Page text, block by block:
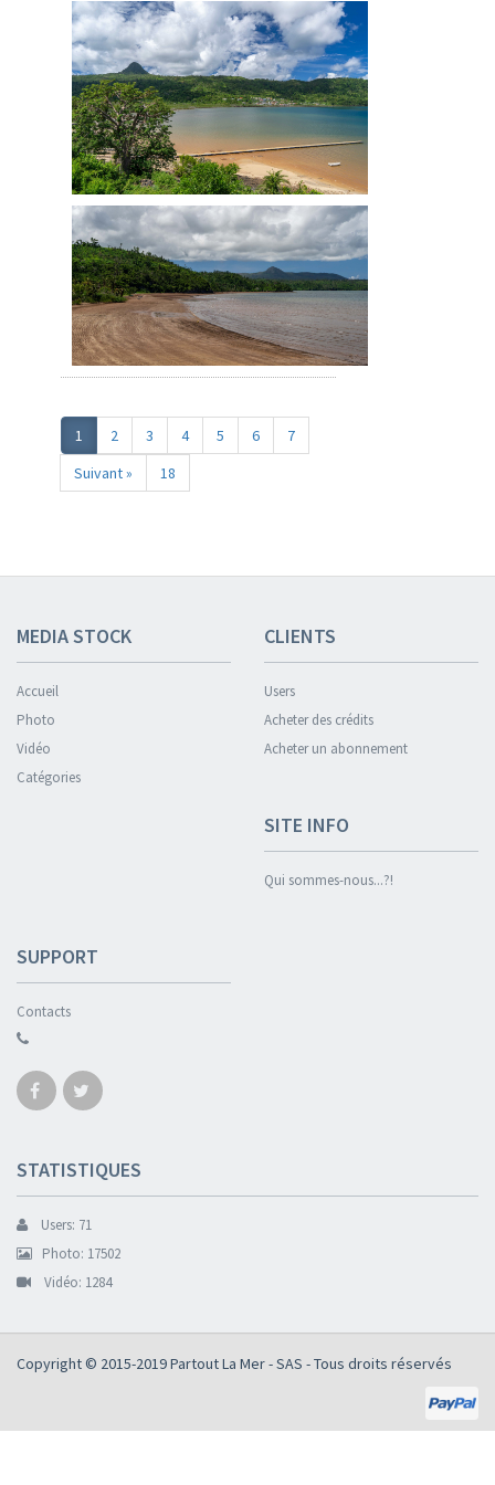
1 2 3 4 5 6
7
Suivant »
18
MEDIA STOCK
Accueil
Photo
Vidéo
Catégories
CLIENTS
Users
Acheter des crédits
Acheter un abonnement
SITE INFO
Qui sommes-nous...?!
SUPPORT
Contacts
STATISTIQUES
Users: 71
Photo: 17502
Vidéo: 1284
Copyright © 2015-2019Partout La Mer - SAS - Tous droits réservés